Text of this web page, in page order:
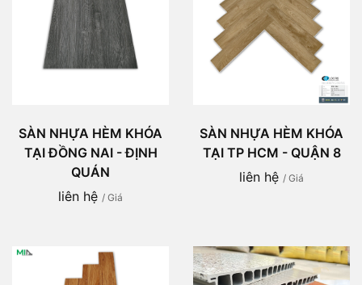
SÀN NHỰA HÈM KHÓA
TẠI ĐỒNG NAI - ĐỊNH
QUÁN
liên hệ / Giá
SÀN NHỰA HÈM KHÓA
TẠI TP HCM - QUẬN 8
liên hệ / Giá